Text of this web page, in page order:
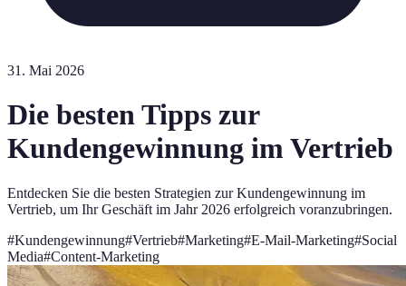
31. Mai 2026
Die besten Tipps zur
Kundengewinnung im Vertrieb
Entdecken Sie die besten Strategien zur Kundengewinnung im
Vertrieb, um Ihr Geschäft im Jahr 2026 erfolgreich voranzubringen.
#Kundengewinnung#Vertrieb#Marketing#E-Mail-Marketing#Social
Media#Content-Marketing